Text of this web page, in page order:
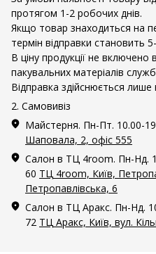
протягом 1-2 робочих днів.
Якщо товар знаходиться на
термін відправки становить
В ціну продукції не включено
пакувальних матеріалів
Відправка здійснюється лише
2. Самовивіз
Майстерня. Пн-Пт. 10.00-
Шаповала, 2, офіс 555
Салон в ТЦ 4room. Пн-Нд.
60 ТЦ 4room, Київ,
Петропавлівська, 6
Салон в ТЦ Аракс. Пн-Нд.
72 ТЦ Аракс, Київ, вул.